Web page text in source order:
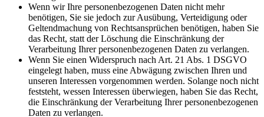
Wenn wir Ihre personenbezogenen Daten nicht mehr
benötigen, Sie sie jedoch zur Ausübung, Verteidigung oder
Geltendmachung von Rechtsansprüchen benötigen, haben Sie
das Recht, statt der Löschung die Einschränkung der
Verarbeitung Ihrer personenbezogenen Daten zu verlangen.
Wenn Sie einen Widerspruch nach Art. 21 Abs. 1 DSGVO
eingelegt haben, muss eine Abwägung zwischen Ihren und
unseren Interessen vorgenommen werden. Solange noch nicht
feststeht, wessen Interessen überwiegen, haben Sie das Recht,
die Einschränkung der Verarbeitung Ihrer personenbezogenen
Daten zu verlangen.